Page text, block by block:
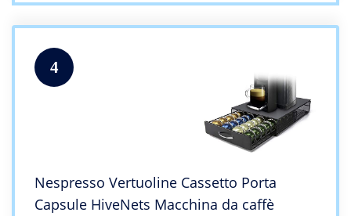
4
Nespresso Vertuoline Cassetto Porta
Capsule HiveNets Macchina da caffè